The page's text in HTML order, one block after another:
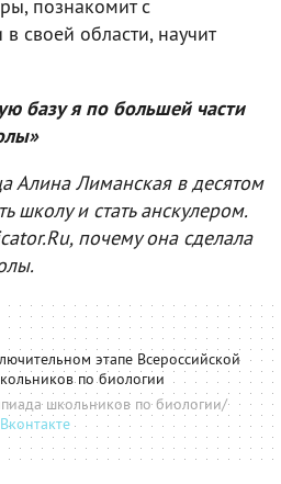
познакомит с
своей области, научит
базу я по большей части
Алина Лиманская в десятом
школу и стать анскулером.
почему она сделала
этапе Всероссийской
по биологии
школьников по биологии/
Вконтакте